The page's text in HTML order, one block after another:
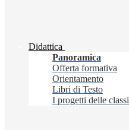
Didattica
Panoramica
Offerta formativa
Orientamento
Libri di Testo
I progetti delle classi